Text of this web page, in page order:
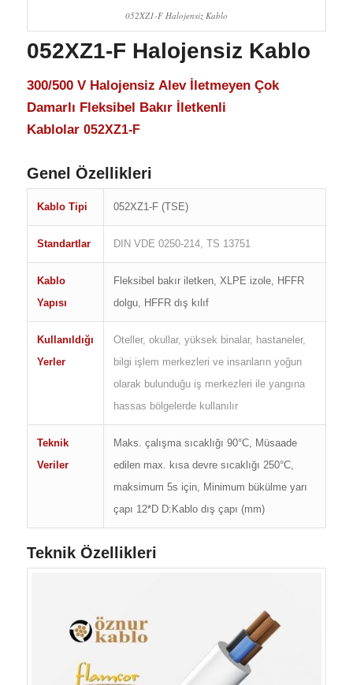
052XZ1-F Halojensiz Kablo
052XZ1-F Halojensiz Kablo
300/500 V Halojensiz Alev İletmeyen Çok
Damarlı Fleksibel Bakır İletkenli
Kablolar 052XZ1-F
Genel Özellikleri
Kablo Tipi 052XZ1-F (TSE)
Standartlar DIN VDE 0250-214, TS 13751
Kablo
Yapısı
Fleksibel bakır iletken, XLPE izole, HFFR
dolgu, HFFR dış kılıf
Kullanıldığı
Yerler
Oteller, okullar, yüksek binalar, hastaneler,
bilgi işlem merkezleri ve insanların yoğun
olarak bulunduğu iş merkezleri ile yangına
hassas bölgelerde kullanılır
Teknik
Veriler
Maks. çalışma sıcaklığı 90°C, Müsaade
edilen max. kısa devre sıcaklığı 250°C,
maksimum 5s için, Minimum bükülme yarı
çapı 12*D D:Kablo dış çapı (mm)
Teknik Özellikleri